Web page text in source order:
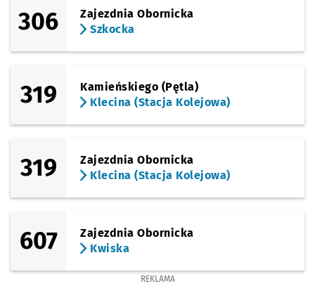
306
Zajezdnia Obornicka
Szkocka
319
Kamieńskiego (Pętla)
Klecina (Stacja Kolejowa)
319
Zajezdnia Obornicka
Klecina (Stacja Kolejowa)
607
Zajezdnia Obornicka
Kwiska
REKLAMA